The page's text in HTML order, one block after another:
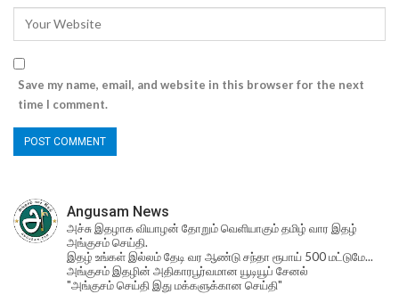
Save my name, email, and website in this browser for the next
time I comment.
Angusam News
அச்சு இதழாக வியாழன் தோறும் வெளியாகும் தமிழ் வார இதழ்
அங்குசம் செய்தி.
இதழ் உங்கள் இல்லம் தேடி வர ஆண்டு சந்தா ரூபாய் 500 மட்டுமே...
அங்குசம் இதழின் அதிகாரபூர்வமான யூடியூப் சேனல்
"அங்குசம் செய்தி இது மக்களுக்கான செய்தி"